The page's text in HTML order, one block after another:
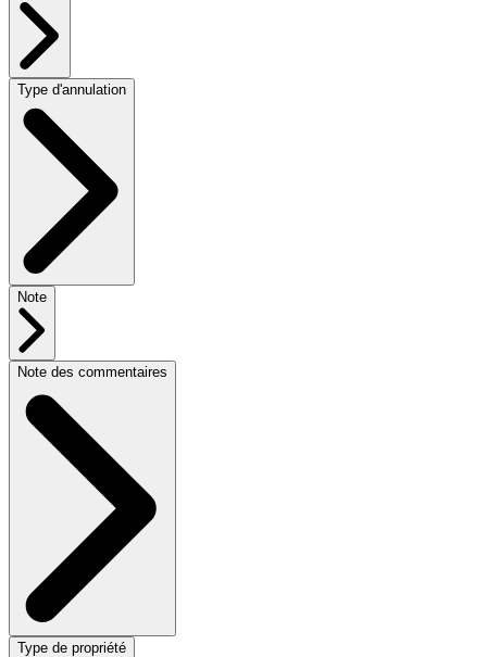
Type d'annulation
Note
Note des commentaires
Type de propriété